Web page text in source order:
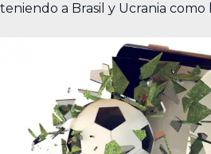
teniendo a Brasil y Ucrania como